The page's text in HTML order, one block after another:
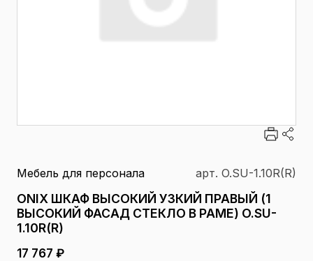
Мебель для персонала арт. O.SU-1.10R(R)
ONIX ШКАФ ВЫСОКИЙ УЗКИЙ ПРАВЫЙ (1
ВЫСОКИЙ ФАСАД СТЕКЛО В РАМЕ) O.SU-
1.10R(R)
17 767 ₽